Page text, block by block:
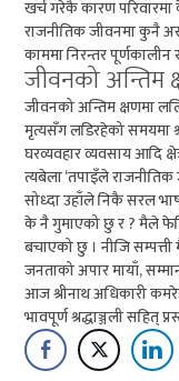
खर्च गरेकै कारण
राजनीतिक जीवनमा कुनै
काममा निरन्तर
जीवनको अन्तिम
जीवनको अन्तिम क्षणमा
मृत्यसँग लडिरहेको समयमा
घरव्यवहार व्यवसाय आदि
त्यबेला ‘तपाइँले
सोध्दा उहाँले निकै सरल
के नै गुमाएको छु र ? मैले
बचाएको छु । नीजि
जनताको अपार मायाँ,
आज श्रीनाथ अधिकारी
भावपूर्ण श्रद्धाञ्जली सहित्